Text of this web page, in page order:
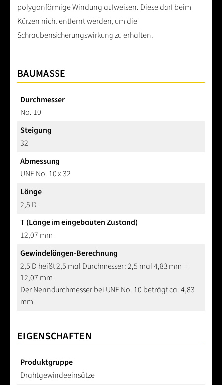
polygonförmige Windung aufweisen. Diese darf beim
Kürzen nicht entfernt werden, um die
Schraubensicherungswirkung zu erhalten.
BAUMASSE
Durchmesser
No. 10
Steigung
32
Abmessung
UNF No. 10 x 32
Länge
2,5 D
T (Länge im eingebauten Zustand)
12,07 mm
Gewindelängen-Berechnung
2,5 D heißt 2,5 mal Durchmesser: 2,5 mal 4,83 mm =
12,07 mm
Der Nenndurchmesser bei UNF No. 10 beträgt ca. 4,83
mm
EIGENSCHAFTEN
Produktgruppe
Drahtgewindeeinsätze